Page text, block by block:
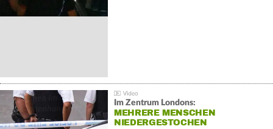
Im Zentrum Londons:
MEHRERE MENSCHEN
NIEDERGESTOCHEN